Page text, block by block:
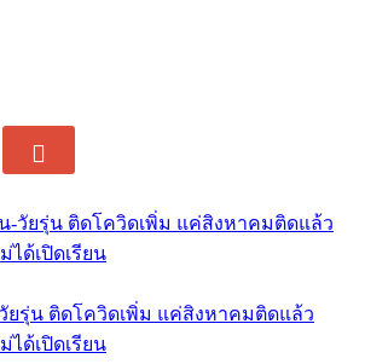
วัยรุ่น ติดโควิดเพิ่ม แค่สิงหาคมติดแล้ว
ได้เปิดเรียน